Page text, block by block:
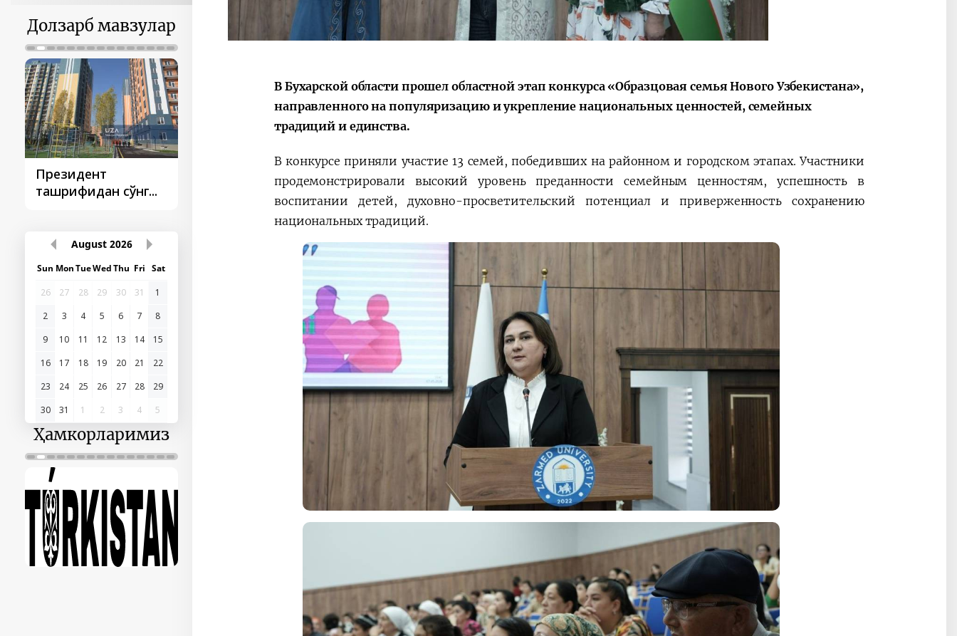
Долзарб мавзулар
Президент
ташрифидан сўнг...
ташрифлари
Қарор ва ижро
“Ўзбекистон – 2030”
стратегияси
Президент Шавкат
Мирзиёев
раислигида
видеоселектор
йиғилишлари
August 2026
Sun MonTueWedThu Fri Sat
26
27 28 29 30 31
1
2
3 4 5 6 7
8
9
10 11 12 13 14
15
16
17 18 19 20 21
22
23
24 25 26 27 28
29
30
31 1 2 3 4 5
Ҳамкорларимиз
В Бухарской области прошел областной этап конкурса «Образцовая семья Нового Узбекистана»,
направленного на популяризацию и укрепление национальных ценностей, семейных
традиций и единства.
В конкурсе приняли участие 13 семей, победивших на районном и городском этапах. Участники
продемонстрировали высокий уровень преданности семейным ценностям, успешность в
воспитании детей, духовно-просветительский потенциал и приверженность сохранению
национальных традиций.